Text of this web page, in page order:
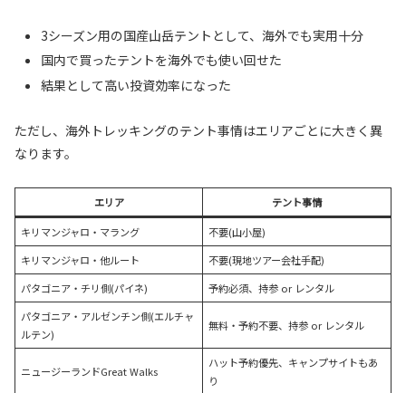
3シーズン用の国産山岳テントとして、海外でも実用十分
国内で買ったテントを海外でも使い回せた
結果として高い投資効率になった
ただし、海外トレッキングのテント事情はエリアごとに大きく異
なります。
エリア テント事情
キリマンジャロ・マラング
不要(山小屋)
キリマンジャロ・他ルート
不要(現地ツアー会社手配)
パタゴニア・チリ側(パイネ)
予約必須、持参 or レンタル
パタゴニア・アルゼンチン側(エルチャ
ルテン)
無料・予約不要、持参 or レンタル
ニュージーランドGreat Walks
ハット予約優先、キャンプサイトもあ
り